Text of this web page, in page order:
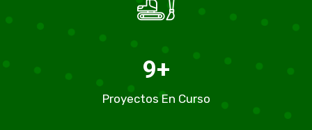
9+
Proyectos En Curso